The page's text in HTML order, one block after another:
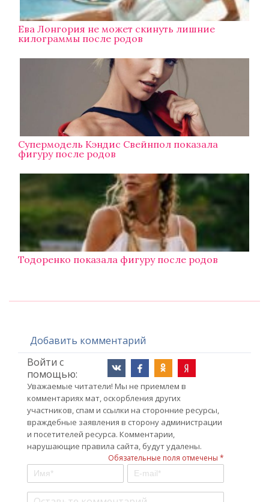
Ева Лонгория не может скинуть лишние
килограммы после родов
Супермодель Кэндис Свейнпол показала
фигуру после родов
Тодоренко показала фигуру после родов
Добавить комментарий
Войти с
помощью:
Уважаемые читатели! Мы не приемлем в
комментариях мат, оскорбления других
участников, спам и ссылки на сторонние ресурсы,
враждебные заявления в сторону администрации
и посетителей ресурса. Комментарии,
нарушающие правила сайта, будут удалены.
Обязательные поля отмечены *